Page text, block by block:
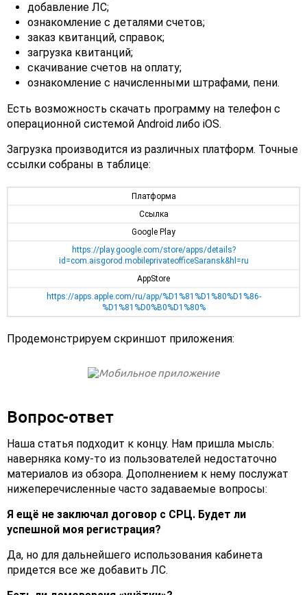
добавление ЛС;
ознакомление с деталями счетов;
заказ квитанций, справок;
загрузка квитанций;
скачивание счетов на оплату;
ознакомление с начисленными штрафами, пени.
Есть возможность скачать программу на телефон с
операционной системой Android либо iOS.
Загрузка производится из различных платформ. Точные
ссылки собраны в таблице:
Платформа
Ссылка
Google Play
https://play.google.com/store/apps/details?
id=com.aisgorod.mobileprivateofficeSaransk&hl=ru
AppStore
https://apps.apple.com/ru/app/%D1%81%D1%80%D1%86-
%D1%81%D0%B0%D1%80%
Продемонстрируем скриншот приложения:
Вопрос-ответ
Наша статья подходит к концу. Нам пришла мысль:
наверняка кому-то из пользователей недостаточно
материалов из обзора. Дополнением к нему послужат
нижеперечисленные часто задаваемые вопросы:
Я ещё не заключал договор с СРЦ. Будет ли
успешной моя регистрация?
Да, но для дальнейшего использования кабинета
придется все же добавить ЛС.